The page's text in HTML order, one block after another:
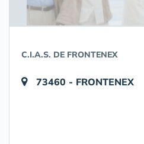
C.I.A.S. DE FRONTENEX
73460 - FRONTENEX